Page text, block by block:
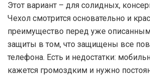
Этот вариант – для солидных,
Чехол смотрится основательно и
преимущество перед уже
защиты в том, что защищены все
телефона. Есть и недостатки:
кажется громоздким и нужно